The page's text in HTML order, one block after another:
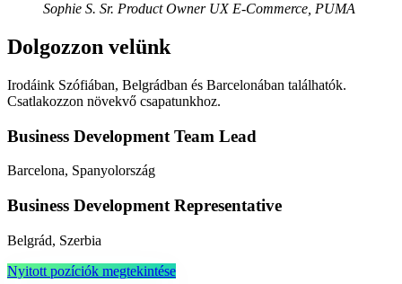
Sophie S. Sr. Product Owner UX E-Commerce, PUMA
Dolgozzon velünk
Irodáink Szófiában, Belgrádban és Barcelonában találhatók.
Csatlakozzon növekvő csapatunkhoz.
Business Development Team Lead
Barcelona, Spanyolország
Business Development Representative
Belgrád, Szerbia
Nyitott pozíciók megtekintése